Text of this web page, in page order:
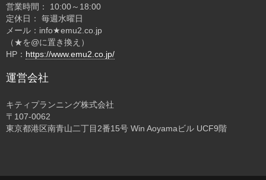
営業時間： 10:00～18:00
定休日： 毎週水曜日
メール：info★emu2.co.jp
（★を@に置き換え）
HP： https://www.emu2.co.jp/
運営会社
キティプランニング株式会社
〒107-0062
東京都港区南青山二丁目2番15号 Win Aoyamaビル UCF9階